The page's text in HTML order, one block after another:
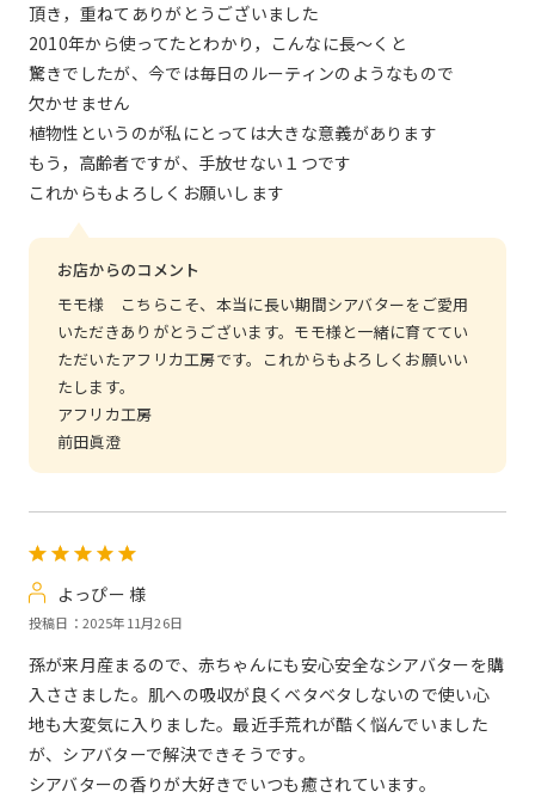
頂き，重ねてありがとうございました
2010年から使ってたとわかり，こんなに長～くと
驚きでしたが、今では毎日のルーティンのようなもので
欠かせません
植物性というのが私にとっては大きな意義があります
もう，高齢者ですが、手放せない１つです
これからもよろしくお願いします
お店からのコメント
モモ様 こちらこそ、本当に長い期間シアバターをご愛用
いただきありがとうございます。モモ様と一緒に育ててい
ただいたアフリカ工房です。これからもよろしくお願いい
たします。
アフリカ工房
前田眞澄
よっぴー 様
投稿日：2025年11月26日
孫が来月産まるので、赤ちゃんにも安心安全なシアバターを購
入ささました。肌への吸収が良くベタベタしないので使い心
地も大変気に入りました。最近手荒れが酷く悩んでいました
が、シアバターで解決できそうです。
シアバターの香りが大好きでいつも癒されています。